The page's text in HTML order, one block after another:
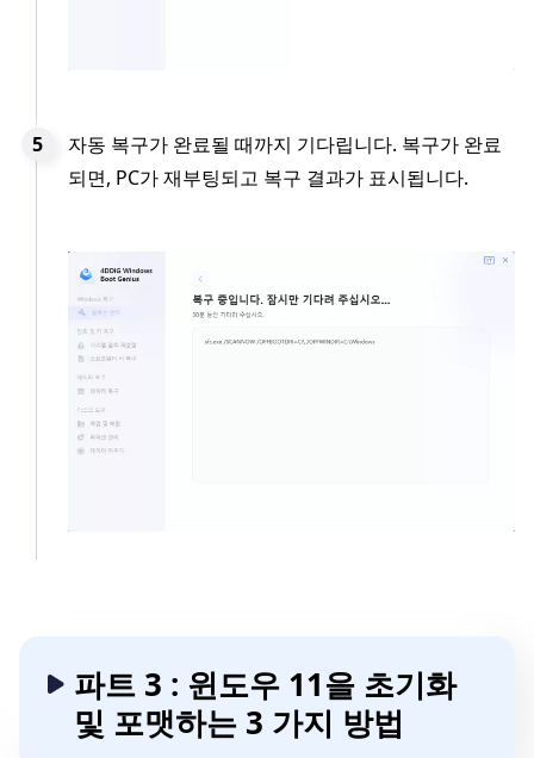
자동 복구가 완료될 때까지 기다립니다. 복구가 완료
되면, PC가 재부팅되고 복구 결과가 표시됩니다.
파트 3 : 윈도우 11을 초기화
및 포맷하는 3 가지 방법